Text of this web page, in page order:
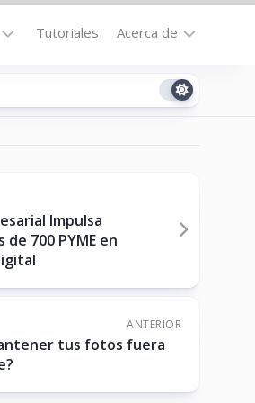
Tutoriales Acerca de
Contacto
Impulsa
de 700 PYME en
ANTERIOR
tus fotos fuera